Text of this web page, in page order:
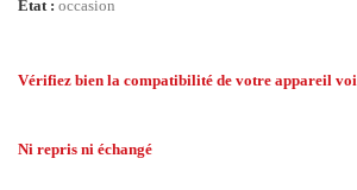
État : occasion
Vérifiez bien la compatibilité de votre appareil
Ni repris ni échangé